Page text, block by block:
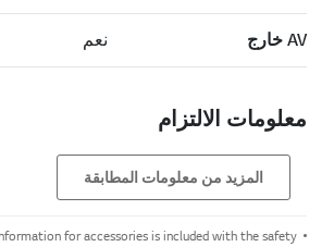
AV خارج نعم
معلومات الالتزام
المزيد من معلومات المطابقة
for accessories is included with the safety